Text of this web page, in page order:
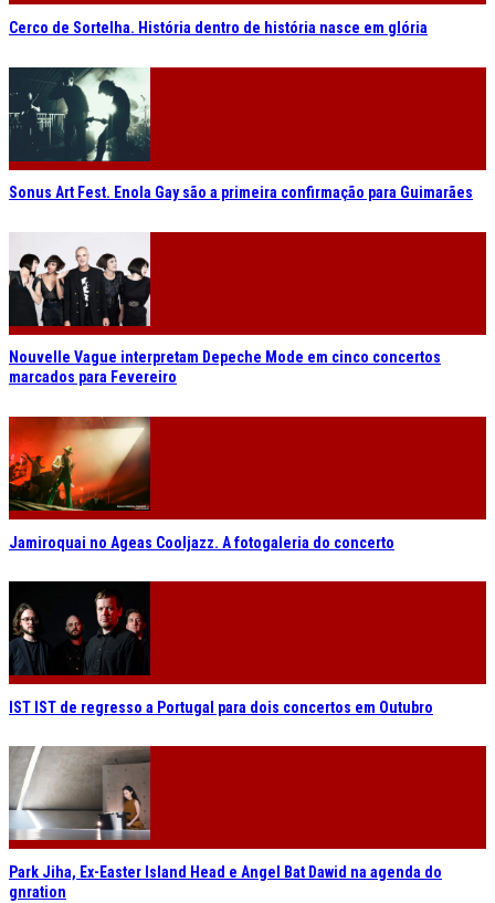
Cerco de Sortelha. História dentro de história nasce em glória
Sonus Art Fest. Enola Gay são a primeira confirmação para Guimarães
Nouvelle Vague interpretam Depeche Mode em cinco concertos
marcados para Fevereiro
Jamiroquai no Ageas Cooljazz. A fotogaleria do concerto
IST IST de regresso a Portugal para dois concertos em Outubro
Park Jiha, Ex-Easter Island Head e Angel Bat Dawid na agenda do
gnration